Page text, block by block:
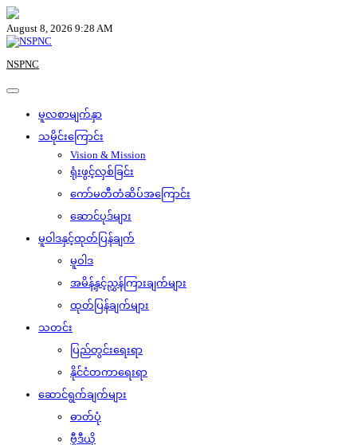
Skip
to
content
August 8, 2026 9:28 AM
NSPNC
မူလစာမျက်နှာ
သမိုင်းကြောင်း
Vision & Mission
ရုံးဖွင့်လှစ်ခြင်း
ကော်မတီတံဆိပ်အကြောင်း
ဆောင်ပုဒ်များ
မူဝါဒနှင့်ထုတ်ပြန်ချက်
မူဝါဒ
အမိန့်နှင့်ညွှန်ကြားချက်များ
ထုတ်ပြန်ချက်များ
သတင်း
ပြည်တွင်းရေးရာ
နိုင်ငံတကာရေးရာ
ဆောင်ရွက်ချက်များ
ဓာတ်ပုံ
ဗွီဒီယို